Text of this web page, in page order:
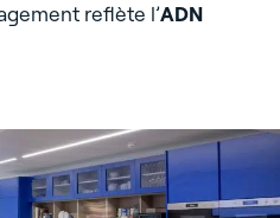
reflète l’ADN